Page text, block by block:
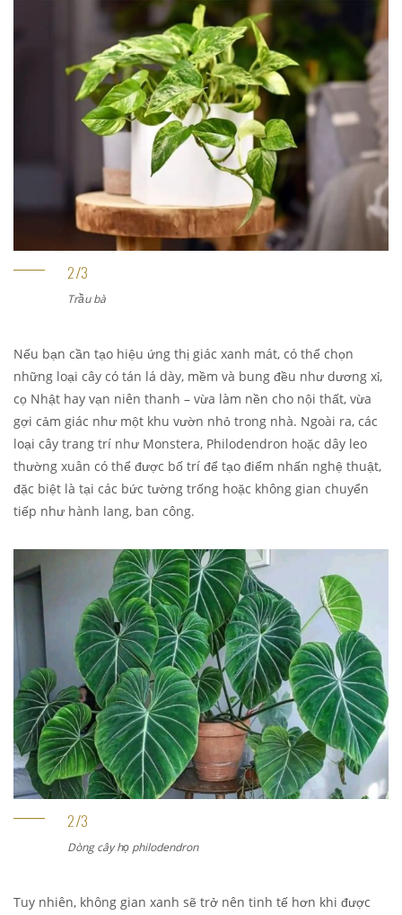
Nếu bạn cần tạo hiệu ứng thị giác xanh mát, có thể chọn
những loại cây có tán lá dày, mềm và bung đều như dương xỉ,
cọ Nhật hay vạn niên thanh – vừa làm nền cho nội thất, vừa
gợi cảm giác như một khu vườn nhỏ trong nhà. Ngoài ra, các
loại cây trang trí như Monstera, Philodendron hoặc dây leo
thường xuân có thể được bố trí để tạo điểm nhấn nghệ thuật,
đặc biệt là tại các bức tường trống hoặc không gian chuyển
tiếp như hành lang, ban công.
Dòng cây họ philodendron
Tuy nhiên, không gian xanh sẽ trở nên tinh tế hơn khi được